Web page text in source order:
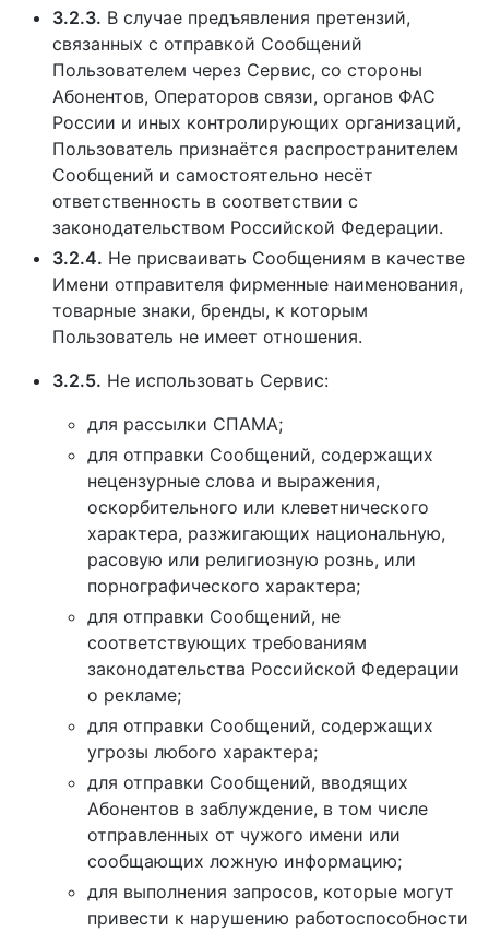
3.2.3. В случае предъявления претензий,
связанных с отправкой Сообщений
Пользователем через Сервис, со стороны
Абонентов, Операторов связи, органов ФАС
России и иных контролирующих организаций,
Пользователь признаётся распространителем
Сообщений и самостоятельно несёт
ответственность в соответствии с
законодательством Российской Федерации.
3.2.4. Не присваивать Сообщениям в качестве
Имени отправителя фирменные наименования,
товарные знаки, бренды, к которым
Пользователь не имеет отношения.
3.2.5. Не использовать Сервис:
для рассылки СПАМА;
для отправки Сообщений, содержащих
нецензурные слова и выражения,
оскорбительного или клеветнического
характера, разжигающих национальную,
расовую или религиозную рознь, или
порнографического характера;
для отправки Сообщений, не
соответствующих требованиям
законодательства Российской Федерации
о рекламе;
для отправки Сообщений, содержащих
угрозы любого характера;
для отправки Сообщений, вводящих
Абонентов в заблуждение, в том числе
отправленных от чужого имени или
сообщающих ложную информацию;
для выполнения запросов, которые могут
привести к нарушению работоспособности